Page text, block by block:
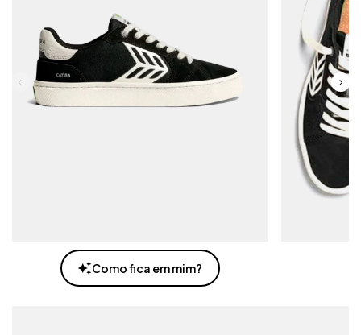
Como fica em mim?